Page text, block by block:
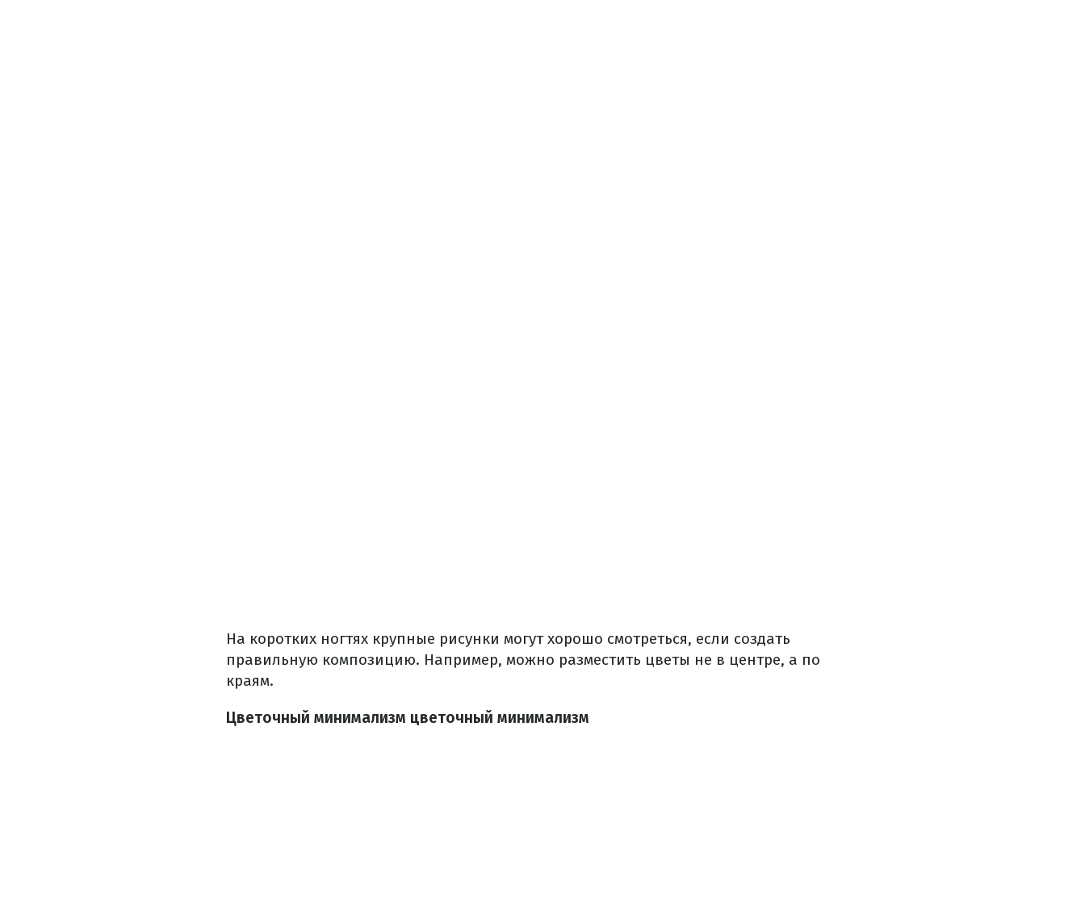
На коротких ногтях крупные рисунки могут хорошо смотреться, если создать
правильную композицию. Например, можно разместить цветы не в центре, а по
краям.
Цветочный минимализм цветочный минимализм